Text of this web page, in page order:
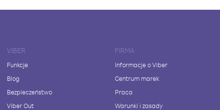
VIBER
Funkcje
Blog
Bezpieczeństwo
Viber Out
FIRMA
Informacje o Viber
Centrum marek
Praca
Warunki i zasady